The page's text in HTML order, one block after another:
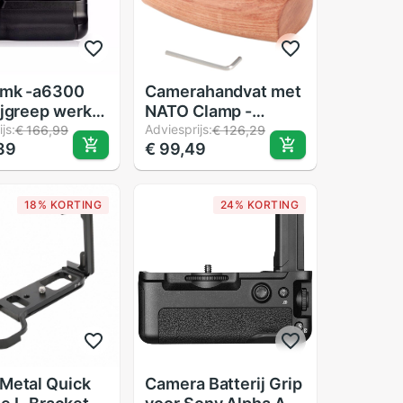
-a6300
werkt
-fw50
sony
slr
niet
€ 166,99
Camerahandvat met
NATO Clamp -
Houten Zijgreep
voor DSLR Rig
Adviesprijs:€ 126,29
€ 99,49
18% KORTING
Quick
24% KORTING
Camera Batterij Grip